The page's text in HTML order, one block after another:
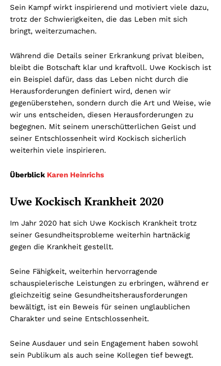
Sein Kampf wirkt inspirierend und motiviert viele dazu,
trotz der Schwierigkeiten, die das Leben mit sich
bringt, weiterzumachen.
Während die Details seiner Erkrankung privat bleiben,
bleibt die Botschaft klar und kraftvoll. Uwe Kockisch ist
ein Beispiel dafür, dass das Leben nicht durch die
Herausforderungen definiert wird, denen wir
gegenüberstehen, sondern durch die Art und Weise, wie
wir uns entscheiden, diesen Herausforderungen zu
begegnen. Mit seinem unerschütterlichen Geist und
seiner Entschlossenheit wird Kockisch sicherlich
weiterhin viele inspirieren.
Überblick Karen Heinrichs
Uwe Kockisch Krankheit 2020
Im Jahr 2020 hat sich Uwe Kockisch Krankheit trotz
seiner Gesundheitsprobleme weiterhin hartnäckig
gegen die Krankheit gestellt.
Seine Fähigkeit, weiterhin hervorragende
schauspielerische Leistungen zu erbringen, während er
gleichzeitig seine Gesundheitsherausforderungen
bewältigt, ist ein Beweis für seinen unglaublichen
Charakter und seine Entschlossenheit.
Seine Ausdauer und sein Engagement haben sowohl
sein Publikum als auch seine Kollegen tief bewegt.